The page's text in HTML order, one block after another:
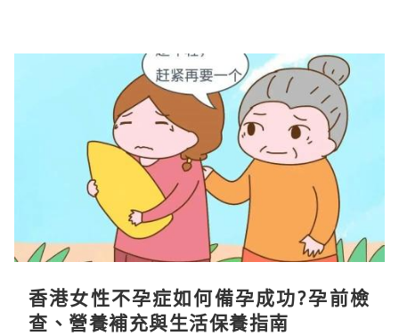
香港女性不孕症如何備孕成功?孕前檢
查、營養補充與生活保養指南